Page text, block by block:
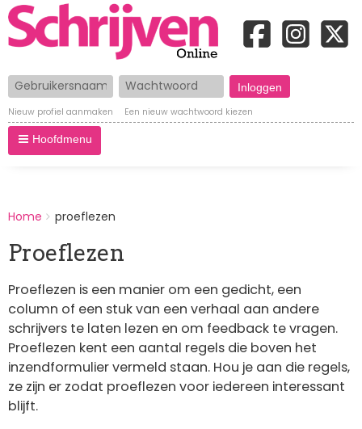
Gebruikersnaam Wachtwoord
Nieuw profiel aanmaken Een nieuw wachtwoord kiezen
Hoofdmenu
BREADCRUMBS
You
here:
Home proeflezen
Proeflezen
Proeflezen is een manier om een gedicht, een
column of een stuk van een verhaal aan andere
schrijvers te laten lezen en om feedback te vragen.
Proeflezen kent een aantal regels die boven het
inzendformulier vermeld staan. Hou je aan die regels,
ze zijn er zodat proeflezen voor iedereen interessant
blijft.